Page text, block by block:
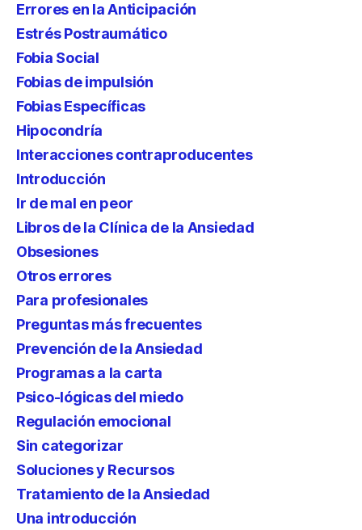
Errores en la Anticipación
Estrés Postraumático
Fobia Social
Fobias de impulsión
Fobias Específicas
Hipocondría
Interacciones contraproducentes
Introducción
Ir de mal en peor
Libros de la Clínica de la Ansiedad
Obsesiones
Otros errores
Para profesionales
Preguntas más frecuentes
Prevención de la Ansiedad
Programas a la carta
Psico-lógicas del miedo
Regulación emocional
Sin categorizar
Soluciones y Recursos
Tratamiento de la Ansiedad
Una introducción